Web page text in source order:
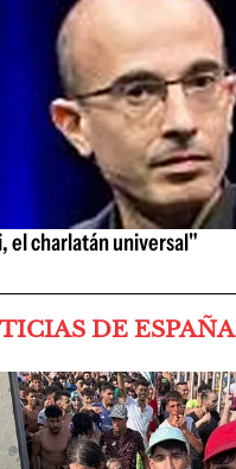
el charlatán universal"
DE ESPAÑA